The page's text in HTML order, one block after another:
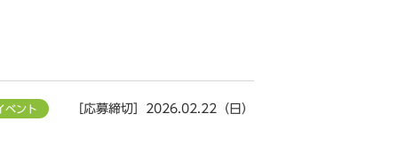
ベント ［応募締切］2026.02.22（日）